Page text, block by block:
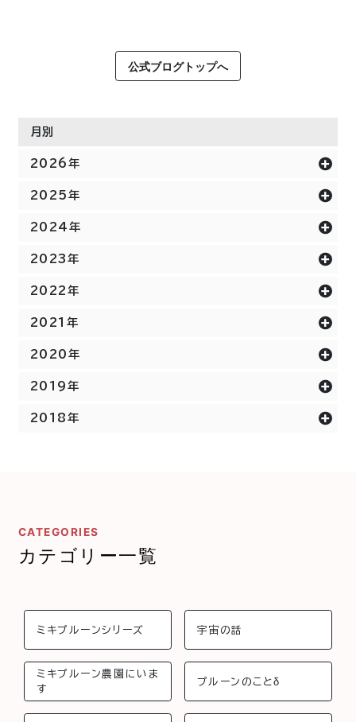
公式ブログトップへ
月別
2026年
2025年
2024年
2023年
2022年
2021年
2020年
2019年
2018年
CATEGORIES
カテゴリー一覧
ミキプルーンシリーズ 宇宙の話
ミキプルーン農園にいま
す
プルーンのことδ